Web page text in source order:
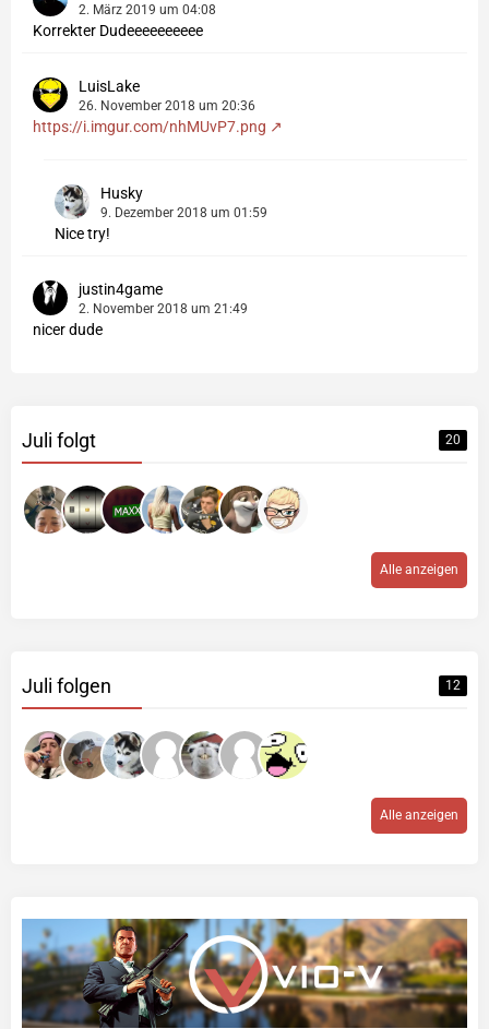
2. März 2019 um 04:08
Korrekter Dudeeeeeeeeee
LuisLake
26. November 2018 um 20:36
https://i.imgur.com/nhMUvP7.png
Husky
9. Dezember 2018 um 01:59
Nice try!
justin4game
2. November 2018 um 21:49
nicer dude
Juli folgt 20
Alle anzeigen
Juli folgen 12
Alle anzeigen